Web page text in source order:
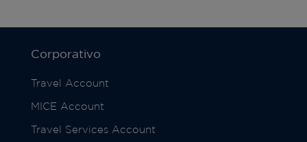
Corporativo
Travel Account
MICE Account
Travel Services Account